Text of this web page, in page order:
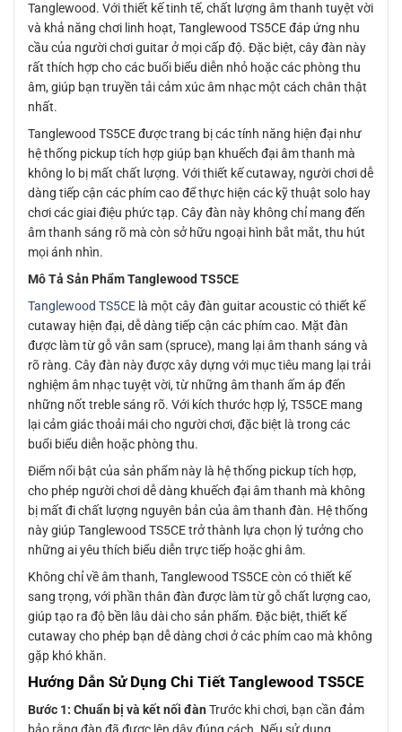
Tanglewood. Với thiết kế tinh tế, chất lượng âm thanh tuyệt vời
và khả năng chơi linh hoạt, Tanglewood TS5CE đáp ứng nhu
cầu của người chơi guitar ở mọi cấp độ. Đặc biệt, cây đàn này
rất thích hợp cho các buổi biểu diễn nhỏ hoặc các phòng thu
âm, giúp bạn truyền tải cảm xúc âm nhạc một cách chân thật
nhất.
Tanglewood TS5CE được trang bị các tính năng hiện đại như
hệ thống pickup tích hợp giúp bạn khuếch đại âm thanh mà
không lo bị mất chất lượng. Với thiết kế cutaway, người chơi dễ
dàng tiếp cận các phím cao để thực hiện các kỹ thuật solo hay
chơi các giai điệu phức tạp. Cây đàn này không chỉ mang đến
âm thanh sáng rõ mà còn sở hữu ngoại hình bắt mắt, thu hút
mọi ánh nhìn.
Mô Tả Sản Phẩm Tanglewood TS5CE
Tanglewood TS5CE là một cây đàn guitar acoustic có thiết kế
cutaway hiện đại, dễ dàng tiếp cận các phím cao. Mặt đàn
được làm từ gỗ vân sam (spruce), mang lại âm thanh sáng và
rõ ràng. Cây đàn này được xây dựng với mục tiêu mang lại trải
nghiệm âm nhạc tuyệt vời, từ những âm thanh ấm áp đến
những nốt treble sáng rõ. Với kích thước hợp lý, TS5CE mang
lại cảm giác thoải mái cho người chơi, đặc biệt là trong các
buổi biểu diễn hoặc phòng thu.
Điểm nổi bật của sản phẩm này là hệ thống pickup tích hợp,
cho phép người chơi dễ dàng khuếch đại âm thanh mà không
bị mất đi chất lượng nguyên bản của âm thanh đàn. Hệ thống
này giúp Tanglewood TS5CE trở thành lựa chọn lý tưởng cho
những ai yêu thích biểu diễn trực tiếp hoặc ghi âm.
Không chỉ về âm thanh, Tanglewood TS5CE còn có thiết kế
sang trọng, với phần thân đàn được làm từ gỗ chất lượng cao,
giúp tạo ra độ bền lâu dài cho sản phẩm. Đặc biệt, thiết kế
cutaway cho phép bạn dễ dàng chơi ở các phím cao mà không
gặp khó khăn.
Hướng Dẫn Sử Dụng Chi Tiết Tanglewood TS5CE
Bước 1: Chuẩn bị và kết nối đàn Trước khi chơi, bạn cần đảm
bảo rằng đàn đã được lên dây đúng cách. Nếu sử dụng